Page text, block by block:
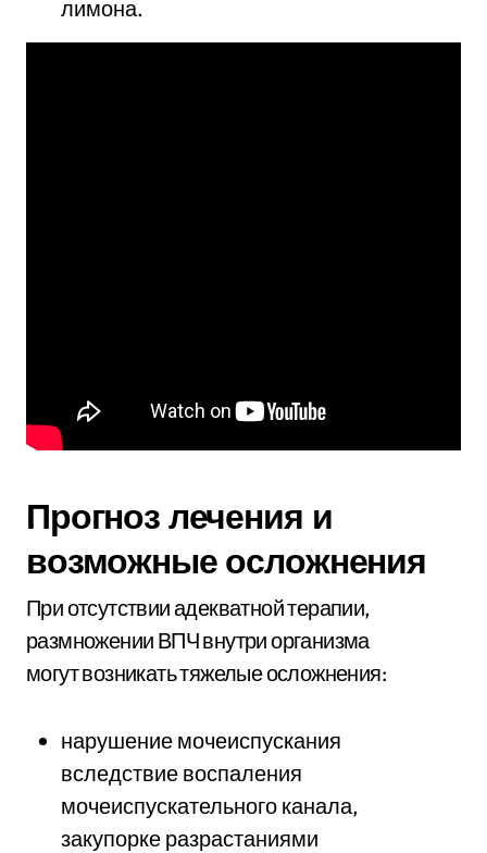
лимона.
Прогноз лечения и
возможные осложнения
При отсутствии адекватной терапии,
размножении ВПЧ внутри организма
могут возникать тяжелые осложнения:
нарушение мочеиспускания
вследствие воспаления
мочеиспускательного канала,
закупорке разрастаниями